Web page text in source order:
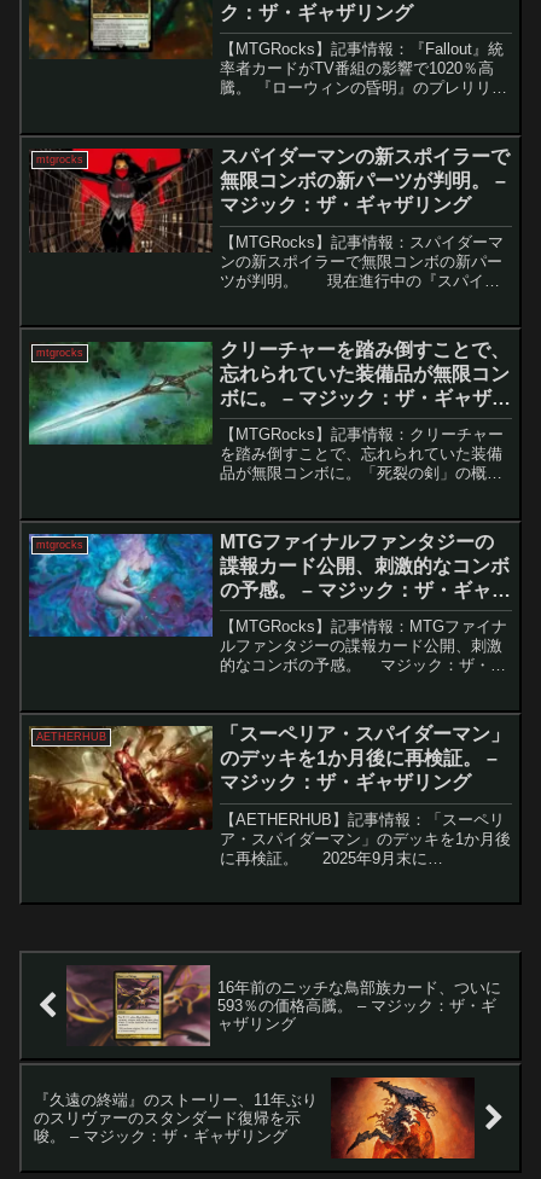
ク：ザ・ギャザリング
【MTGRocks】記事情報：『Fallout』統
率者カードがTV番組の影響で1020％高
騰。 『ローウィンの昏明』のプレリリー
カードが再び注目を集めている。中...
mtgrocks
スパイダーマンの新スポイラーで
無限コンボの新パーツが判明。 –
マジック：ザ・ギャザリング
【MTGRocks】記事情報：スパイダーマ
ンの新スポイラーで無限コンボの新パー
ツが判明。 現在進行中の『スパイダ
Arena限定セット「Through t...
mtgrocks
クリーチャーを踏み倒すことで、
忘れられていた装備品が無限コン
ボに。 – マジック：ザ・ギャザリ
ング
【MTGRocks】記事情報：クリーチャー
を踏み倒すことで、忘れられていた装備
品が無限コンボに。「死裂の剣」の概要
に強力な「カードをコストを支払わず...
mtgrocks
MTGファイナルファンタジーの
諜報カード公開、刺激的なコンボ
の予感。 – マジック：ザ・ギャザ
リング
【MTGRocks】記事情報：MTGファイナ
ルファンタジーの諜報カード公開、刺激
的なコンボの予感。 マジック：ザ・ギ
進行中で、多数の新カードとともに、懐
かしさと...
AETHERHUB
「スーペリア・スパイダーマン」
のデッキを1か月後に再検証。 –
マジック：ザ・ギャザリング
【AETHERHUB】記事情報：「スーペリ
ア・スパイダーマン」のデッキを1か月後
に再検証。 2025年9月末に
16年前のニッチな鳥部族カード、ついに
593％の価格高騰。 – マジック：ザ・ギ
ャザリング
『久遠の終端』のストーリー、11年ぶり
のスリヴァーのスタンダード復帰を示
唆。 – マジック：ザ・ギャザリング